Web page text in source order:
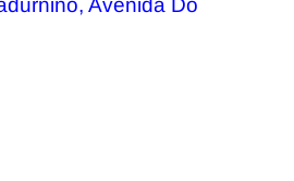
Avenida Do